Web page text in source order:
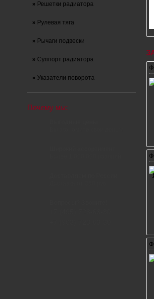
» Решетки радиатора
» Рулевая тяга
» Рычаги подвески
» Суппорт радиатора
» Указатели поворота
Почему мы: